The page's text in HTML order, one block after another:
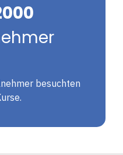
besuchten